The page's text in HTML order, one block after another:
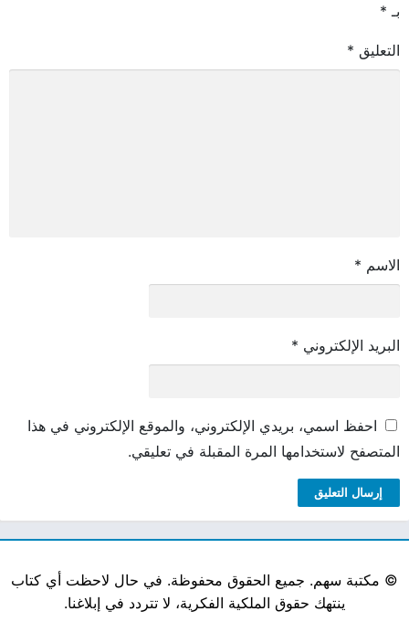
بـ *
التعليق *
الاسم *
البريد الإلكتروني *
احفظ اسمي، بريدي الإلكتروني، والموقع الإلكتروني في هذا
المتصفح لاستخدامها المرة المقبلة في تعليقي.
© مكتبة سهم. جميع الحقوق محفوظة. في حال لاحظت أي كتاب
ينتهك حقوق الملكية الفكرية، لا تتردد في إبلاغنا.